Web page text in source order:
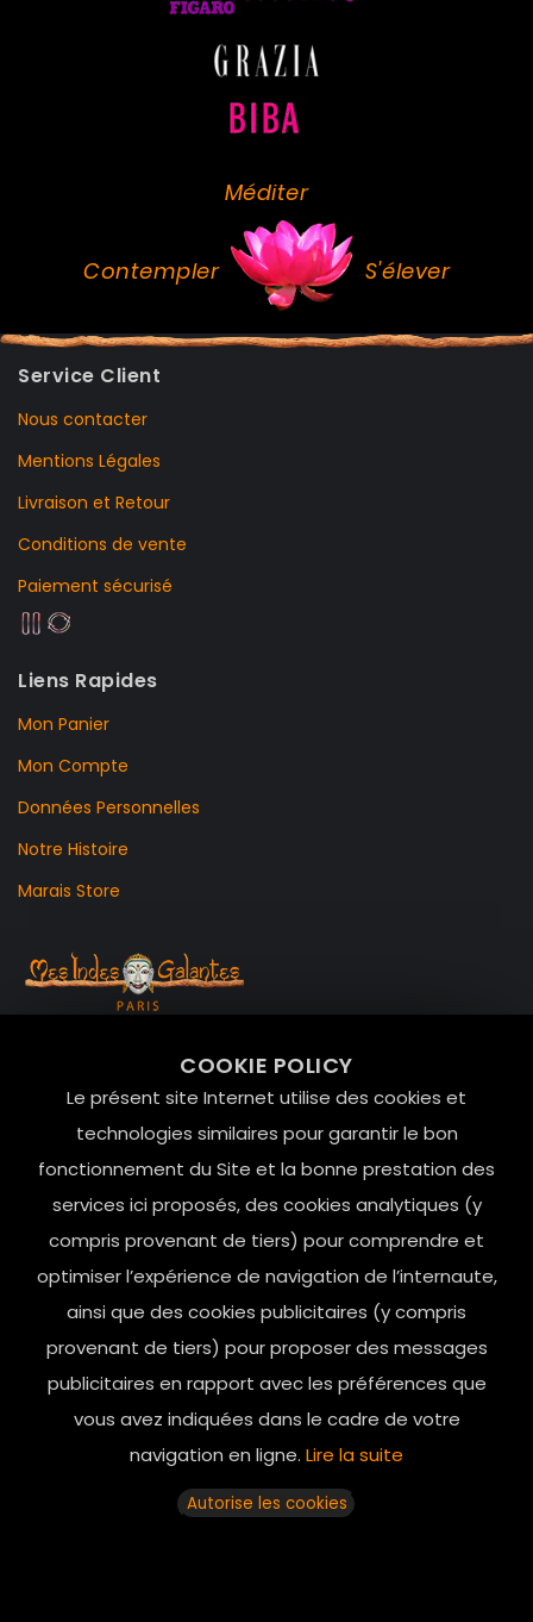
COOKIE POLICY
Le présent site Internet utilise des cookies et
technologies similaires pour garantir le bon
fonctionnement du Site et la bonne prestation des
services ici proposés, des cookies analytiques (y
compris provenant de tiers) pour comprendre et
optimiser l’expérience de navigation de l’internaute,
ainsi que des cookies publicitaires (y compris
provenant de tiers) pour proposer des messages
publicitaires en rapport avec les préférences que
vous avez indiquées dans le cadre de votre
navigation en ligne. Lire la suite
Autorise les cookies
Méditer
Contempler S'élever
Service Client
Nous contacter
Mentions Légales
Livraison et Retour
Conditions de vente
Paiement sécurisé
Liens Rapides
Mon Panier
Mon Compte
Données Personnelles
Notre Histoire
Marais Store
Le Marais, 75004 Paris
contact@mesindesgalantes.com
01.42.72.42.51
Horaires d’ouverture: 11h - 19h30 Du lundi au dimanche